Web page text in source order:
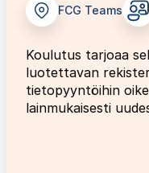
FCG Teams
Koulutus tarjoaa
luotettavan
tietopyyntöihin
lainmukaisesti